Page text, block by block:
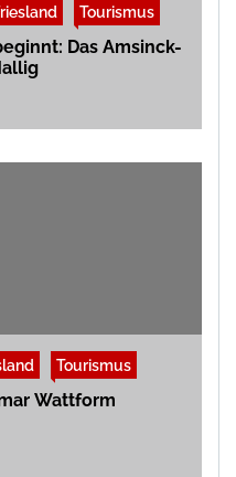
Tourismus
Das Amsinck-
Tourismus
Wattform